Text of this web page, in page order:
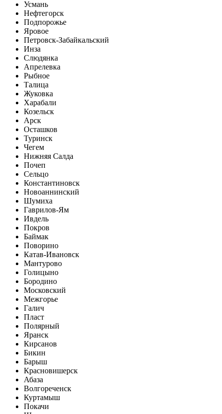
Усмань
Нефтегорск
Подпорожье
Яровое
Петровск-Забайкальский
Инза
Слюдянка
Апрелевка
Рыбное
Талица
Жуковка
Харабали
Козельск
Арск
Осташков
Туринск
Чегем
Нижняя Салда
Почеп
Сельцо
Константиновск
Новоаннинский
Шумиха
Гаврилов-Ям
Ивдель
Покров
Баймак
Поворино
Катав-Ивановск
Мантурово
Голицыно
Бородино
Московский
Межгорье
Галич
Пласт
Полярный
Яранск
Кирсанов
Бикин
Барыш
Красновишерск
Абаза
Волгореченск
Куртамыш
Покачи